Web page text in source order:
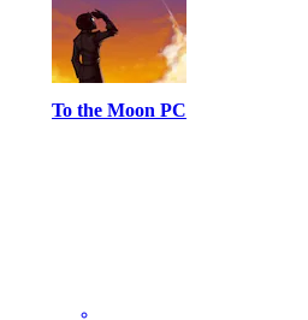
To the Moon PC